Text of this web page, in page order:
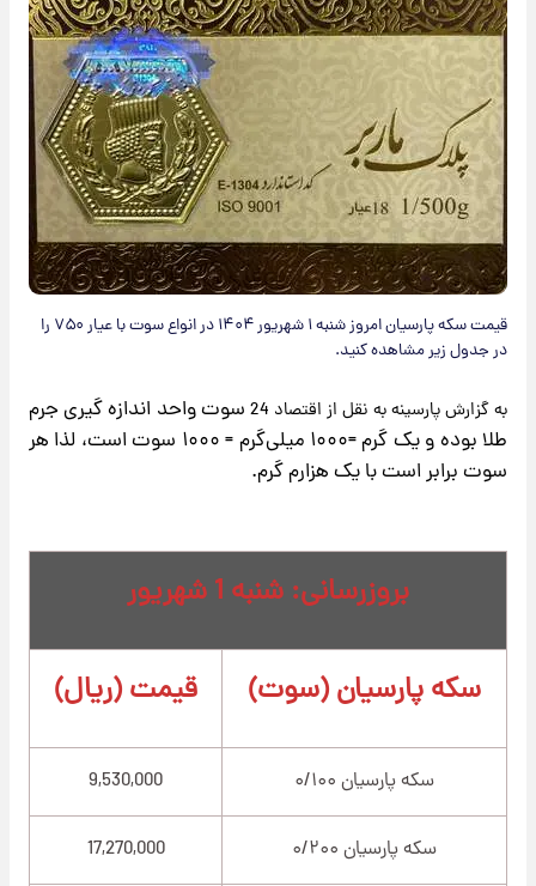
قیمت سکه پارسیان امروز شنبه ۱ شهریور ۱۴۰۴ در انواع سوت با عیار ۷۵۰ را
در جدول زیر مشاهده کنید.
به گزارش پارسینه به نقل از اقتصاد 24
سوت واحد اندازه گیری جرم
طلا بوده و یک گرم =۱۰۰۰ میلی‌گرم = ۱۰۰۰ سوت است، لذا هر
سوت برابر است با یک هزارم گرم.
بروزرسانی: شنبه 1 شهریور
سکه پارسیان (سوت) قیمت (ریال)
سکه پارسیان ۰/۱۰۰ 9,530,000
سکه پارسیان ۰/۲۰۰ 17,270,000